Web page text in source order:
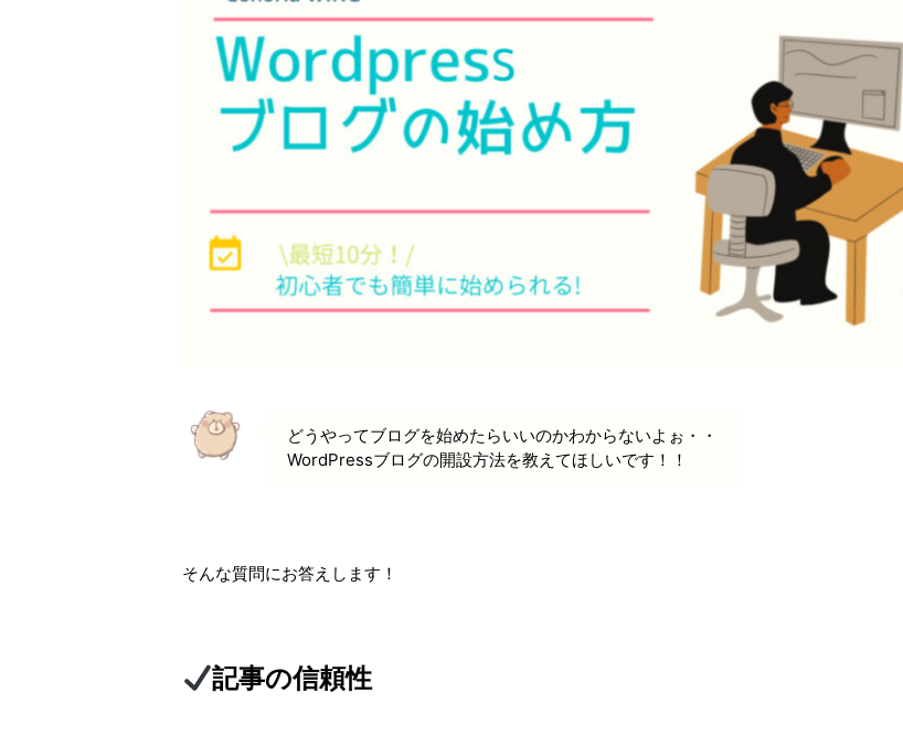
どうやってブログを始めたらいいのかわからないよぉ・・
WordPressブログの開設方法を教えてほしいです！！
そんな質問にお答えします！
記事の信頼性